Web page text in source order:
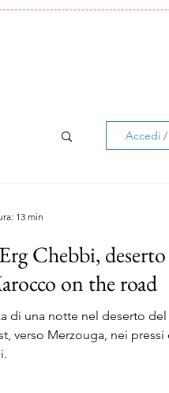
Accedi /
Chebbi,
on the road
di una notte nel deserto del
verso Merzouga, nei pressi
13 min